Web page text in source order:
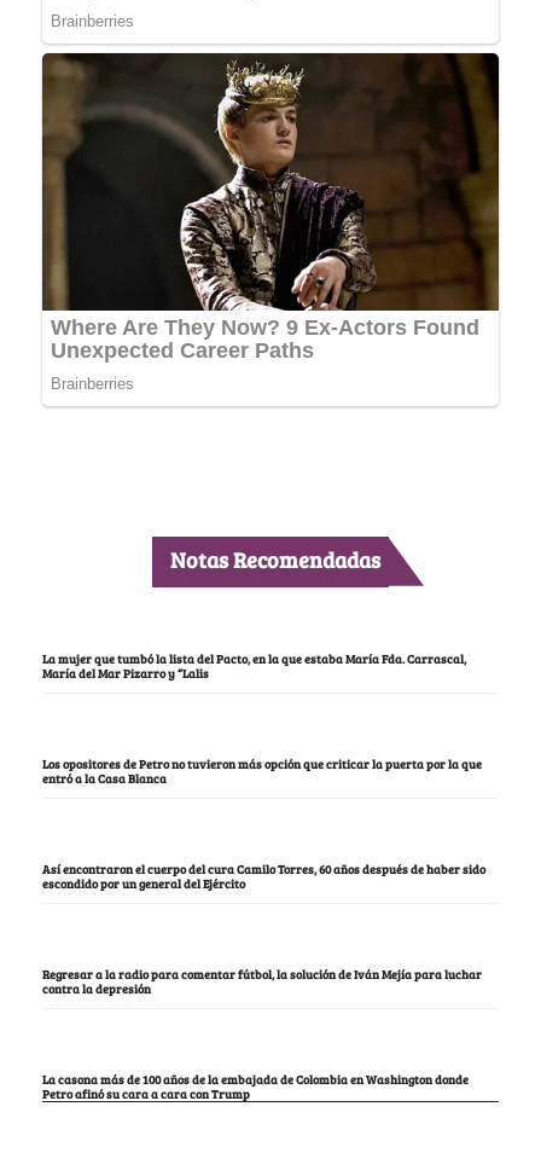
Notas Recomendadas
La mujer que tumbó la lista del Pacto, en la que estaba María Fda. Carrascal,
María del Mar Pizarro y “Lalis
Los opositores de Petro no tuvieron más opción que criticar la puerta por la que
entró a la Casa Blanca
Así encontraron el cuerpo del cura Camilo Torres, 60 años después de haber sido
escondido por un general del Ejército
Regresar a la radio para comentar fútbol, la solución de Iván Mejía para luchar
contra la depresión
La casona más de 100 años de la embajada de Colombia en Washington donde
Petro afinó su cara a cara con Trump